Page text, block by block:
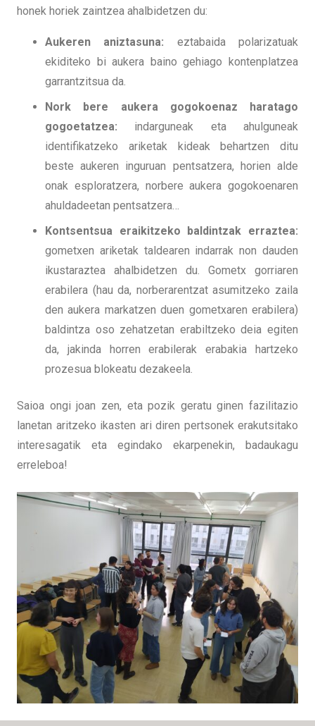
honek horiek zaintzea ahalbidetzen du:
Aukeren aniztasuna: eztabaida polarizatuak
ekiditeko bi aukera baino gehiago kontenplatzea
garrantzitsua da.
Nork bere aukera gogokoenaz haratago
gogoetatzea: indarguneak eta ahulguneak
identifikatzeko ariketak kideak behartzen ditu
beste aukeren inguruan pentsatzera, horien alde
onak esploratzera, norbere aukera gogokoenaren
ahuldadeetan pentsatzera…
Kontsentsua eraikitzeko baldintzak erraztea:
gometxen ariketak taldearen indarrak non dauden
ikustaraztea ahalbidetzen du. Gometx gorriaren
erabilera (hau da, norberarentzat asumitzeko zaila
den aukera markatzen duen gometxaren erabilera)
baldintza oso zehatzetan erabiltzeko deia egiten
da, jakinda horren erabilerak erabakia hartzeko
prozesua blokeatu dezakeela.
Saioa ongi joan zen, eta pozik geratu ginen fazilitazio
lanetan aritzeko ikasten ari diren pertsonek erakutsitako
interesagatik eta egindako ekarpenekin, badaukagu
erreleboa!